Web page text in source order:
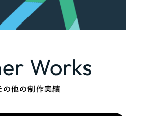
Works
の他の制作実績